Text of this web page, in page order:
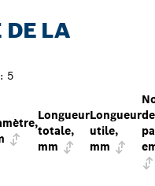
DE LA
5
Longueur
totale,
mm
Longueur
utile,
mm